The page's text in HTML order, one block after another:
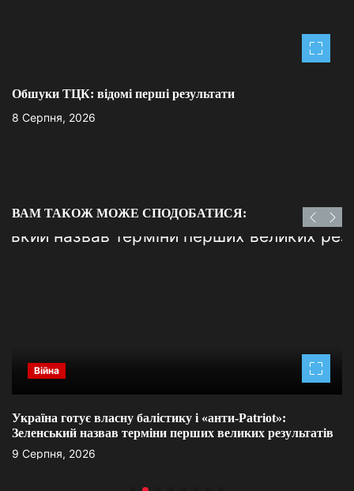
Обшуки ТЦК: відомі перші результати
8 Серпня, 2026
ВАМ ТАКОЖ МОЖЕ СПОДОБАТИСЯ:
Війна
Україна готує власну балістику і «анти-Pаtriot»:
Зеленський назвав терміни перших великих результатів
9 Серпня, 2026